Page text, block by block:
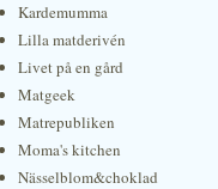
Kardemumma
Lilla matderivén
Livet på en gård
Matgeek
Matrepubliken
Moma's kitchen
Nässelblom&choklad